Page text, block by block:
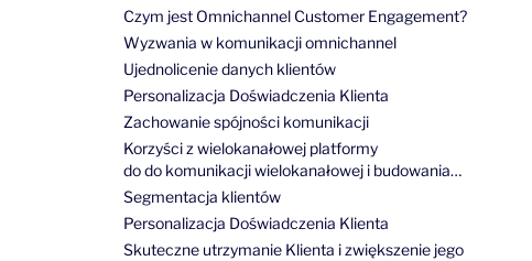
Czym jest Omnichannel Customer Engagement?
Wyzwania w komunikacji omnichannel
Ujednolicenie danych klientów
Personalizacja Doświadczenia Klienta
Zachowanie spójności komunikacji
Korzyści z wielokanałowej platformy
do do komunikacji wielokanałowej i budowania
zaangażowania Klienta
Segmentacja klientów
Personalizacja Doświadczenia Klienta
Skuteczne utrzymanie Klienta i zwiększenie jego